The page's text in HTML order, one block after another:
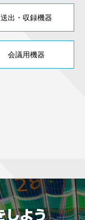
送出・収録機器
会議用機器